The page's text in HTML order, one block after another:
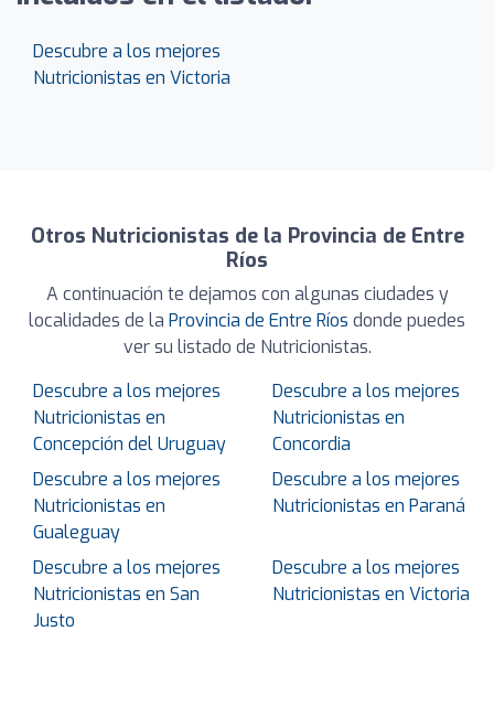
Descubre a los mejores
Nutricionistas en Victoria
Otros Nutricionistas de la Provincia de Entre
Ríos
A continuación te dejamos con algunas ciudades y
localidades de la Provincia de Entre Ríos donde puedes
ver su listado de Nutricionistas.
Descubre a los mejores
Nutricionistas en
Concepción del Uruguay
Descubre a los mejores
Nutricionistas en
Concordia
Descubre a los mejores
Nutricionistas en
Gualeguay
Descubre a los mejores
Nutricionistas en Paraná
Descubre a los mejores
Nutricionistas en San
Justo
Descubre a los mejores
Nutricionistas en Victoria